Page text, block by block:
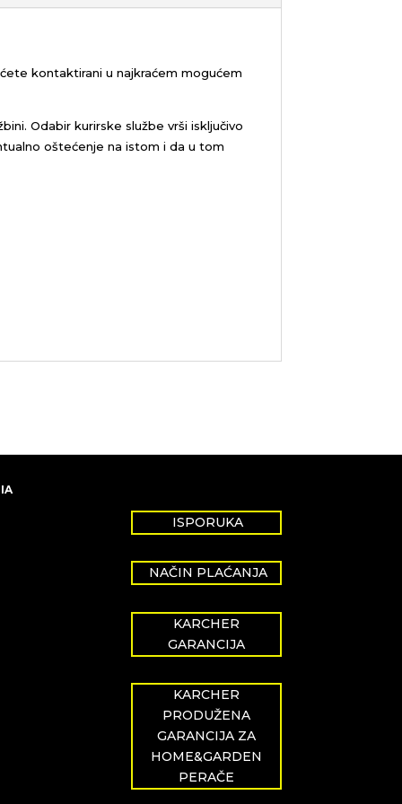
kontaktirani u najkraćem mogućem
Odabir kurirske službe vrši isključivo
oštećenje na istom i da u tom
ISPORUKA
NAČIN PLAĆANJA
KARCHER
GARANCIJA
KARCHER
PRODUŽENA
GARANCIJA ZA
HOME&GARDEN
PERAČE